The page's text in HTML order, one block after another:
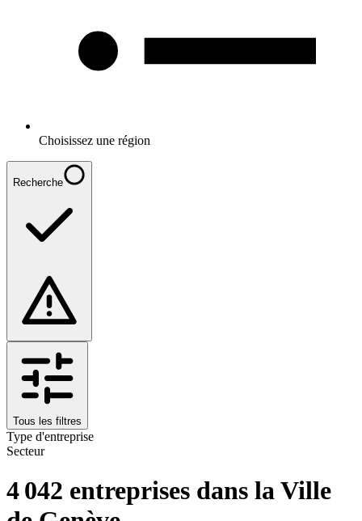
Choisissez une région
Recherche
Tous les filtres
Type d'entreprise
Secteur
4 042 entreprises dans la Ville